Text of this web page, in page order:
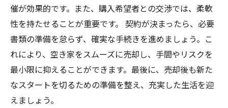
催が効果的です。また、購入希望者との交渉では、柔軟
性を持たせることが重要です。 契約が決まったら、必要
書類の準備を怠らず、確実な手続きを進めましょう。こ
れにより、空き家をスムーズに売却し、手間やリスクを
最小限に抑えることができます。最後に、売却後も新た
なスタートを切るための準備を整え、充実した生活を迎
えましょう。